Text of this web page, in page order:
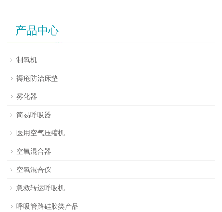
产品中心
制氧机
褥疮防治床垫
雾化器
简易呼吸器
医用空气压缩机
空氧混合器
空氧混合仪
急救转运呼吸机
呼吸管路硅胶类产品